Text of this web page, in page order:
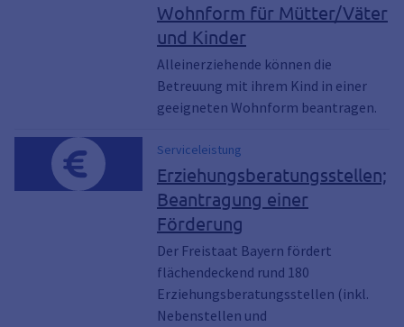
Wohnform für Mütter/Väter
und Kinder
Alleinerziehende können die
Betreuung mit ihrem Kind in einer
geeigneten Wohnform beantragen.
Serviceleistung
Erziehungsberatungsstellen;
Beantragung einer
Förderung
Der Freistaat Bayern fördert
flächendeckend rund 180
Erziehungsberatungsstellen (inkl.
Nebenstellen und